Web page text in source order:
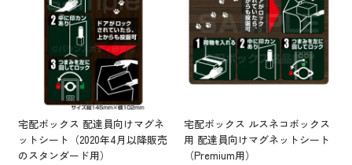
宅配ボックス 配達員向けマグネ
ットシート（2020年4月以降販売
のスタンダード用）
宅配ボックス ルスネコボックス
用 配達員向けマグネットシート
（Premium用）